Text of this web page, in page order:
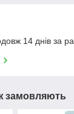
14 днів за
замовляють